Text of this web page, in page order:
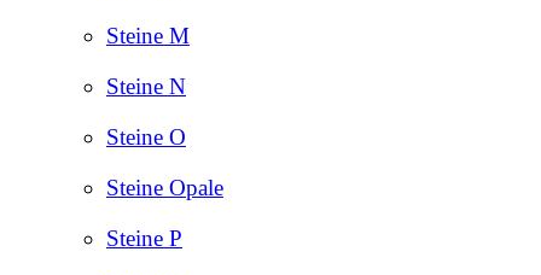
Steine M
Steine N
Steine O
Steine Opale
Steine P